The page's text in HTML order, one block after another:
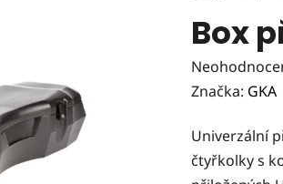
Box
Průměrné
hodnocení
je
0,0
Značka: GKA
Univerzální
čtyřkolky s